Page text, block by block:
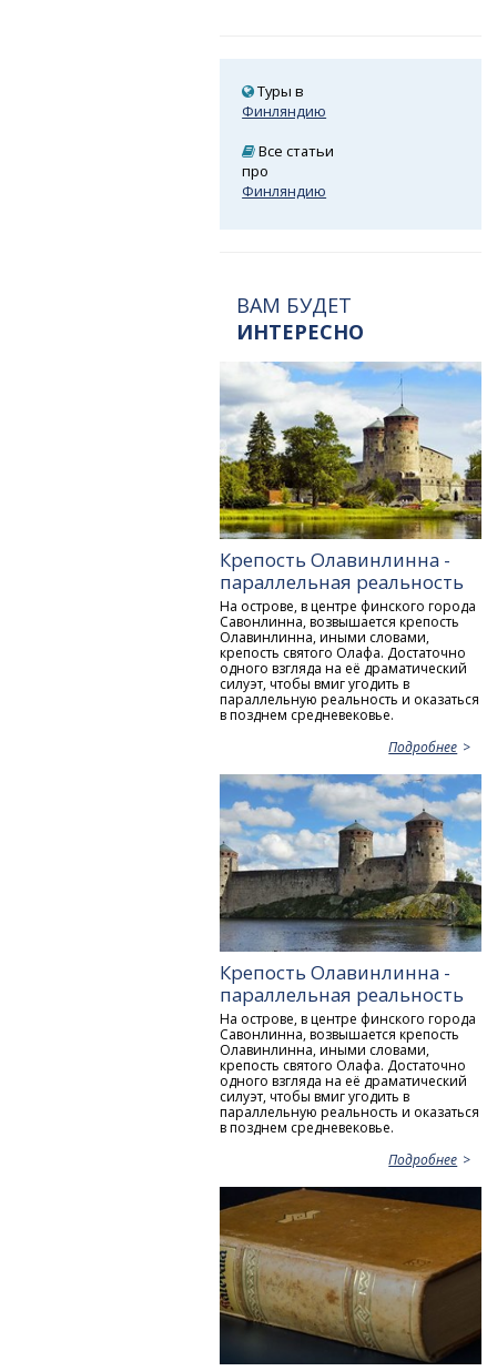
Туры в
Финляндию
Все статьи
про
Финляндию
ВАМ БУДЕТ
ИНТЕРЕСНО
Крепость Олавинлинна -
параллельная реальность
На острове, в центре финского города
Савонлинна, возвышается крепость
Олавинлинна, иными словами,
крепость святого Олафа. Достаточно
одного взгляда на её драматический
силуэт, чтобы вмиг угодить в
параллельную реальность и оказаться
в позднем средневековье.
Подробнее
Крепость Олавинлинна -
параллельная реальность
На острове, в центре финского города
Савонлинна, возвышается крепость
Олавинлинна, иными словами,
крепость святого Олафа. Достаточно
одного взгляда на её драматический
силуэт, чтобы вмиг угодить в
параллельную реальность и оказаться
в позднем средневековье.
Подробнее